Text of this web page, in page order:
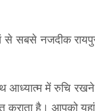
से सबसे नजदीक
में रुचि रखने
कराता है। आपको